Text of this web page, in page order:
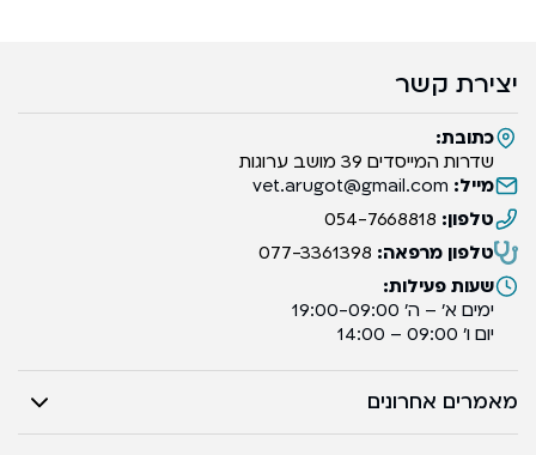
יצירת קשר
כתובת:
שדרות המייסדים 39 מושב ערוגות
מייל: vet.arugot@gmail.com
טלפון: 054-7668818
טלפון מרפאה: 077-3361398
שעות פעילות:
ימים א’ – ה’ 19:00-09:00
יום ו’ 09:00 – 14:00
מאמרים אחרונים